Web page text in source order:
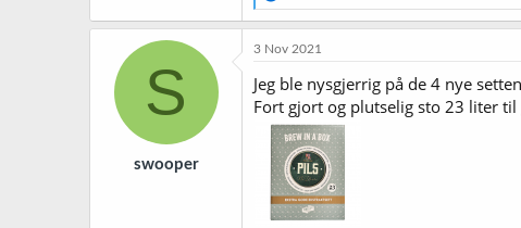
e
a
j
o
n
e
r
:
S
swooper
3 Nov 2021
Jeg ble nysgjerrig på de 4 nye
Fort gjort og plutselig sto 23 liter